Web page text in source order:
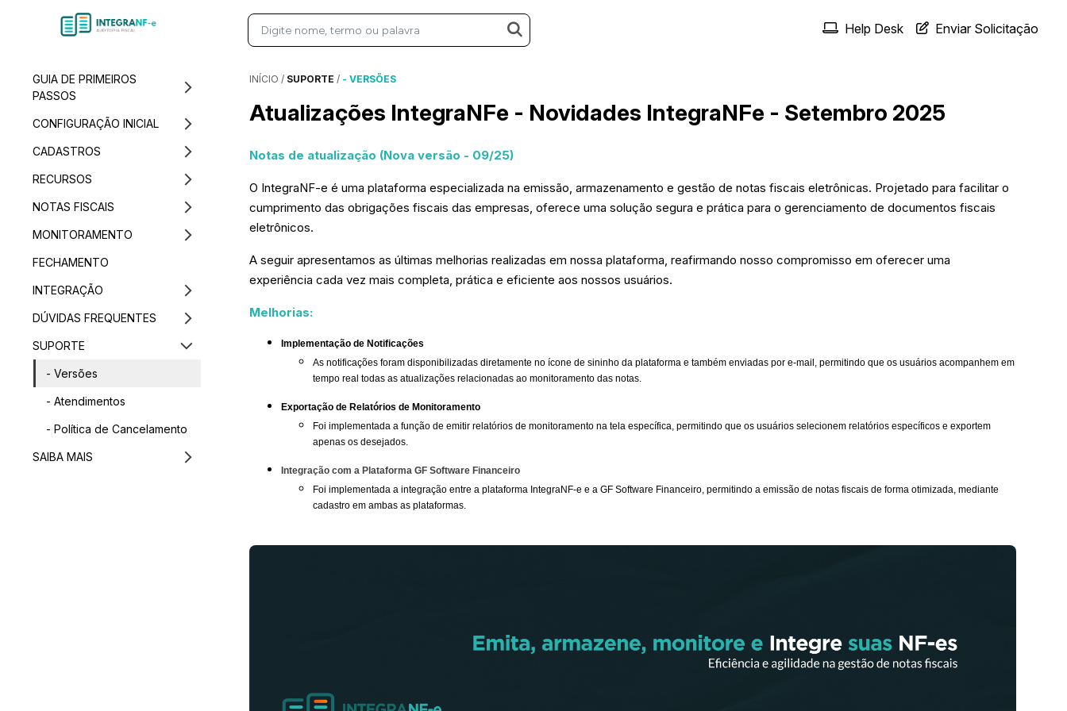
Help Desk Enviar Solicitação
GUIA DE PRIMEIROS
PASSOS
CONFIGURAÇÃO INICIAL
CADASTROS
RECURSOS
NOTAS FISCAIS
MONITORAMENTO
FECHAMENTO
INTEGRAÇÃO
DÚVIDAS FREQUENTES
SUPORTE
- Versões
- Atendimentos
- Política de Cancelamento
SAIBA MAIS
INÍCIO / SUPORTE / - VERSÕES
Atualizações IntegraNFe - Novidades IntegraNFe - Setembro 2025
Notas de atualização (Nova versão - 09/25)
O IntegraNF-e é uma plataforma especializada na emissão, armazenamento e gestão de notas fiscais eletrônicas. Projetado para facilitar o
cumprimento das obrigações fiscais das empresas, oferece uma solução segura e prática para o gerenciamento de documentos fiscais
eletrônicos.
A seguir apresentamos as últimas melhorias realizadas em nossa plataforma, reafirmando nosso compromisso em oferecer uma
experiência cada vez mais completa, prática e eficiente aos nossos usuários.
Melhorias:
Implementação de Notificações
As notificações foram disponibilizadas diretamente no ícone de sininho da plataforma e também enviadas por e-mail, permitindo que os usuários acompanhem em
tempo real todas as atualizações relacionadas ao monitoramento das notas.
Exportação de Relatórios de Monitoramento
Foi implementada a função de emitir relatórios de monitoramento na tela específica, permitindo que os usuários selecionem relatórios específicos e exportem
apenas os desejados.
Integração com a Plataforma GF Software Financeiro
Foi implementada a integração entre a plataforma IntegraNF-e e a GF Software Financeiro, permitindo a emissão de notas fiscais de forma otimizada, mediante
cadastro em ambas as plataformas.